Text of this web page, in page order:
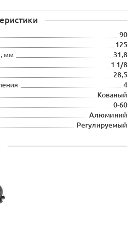
90
125
мм
31,8
1 1/8
28,5
4
Кованый
0-60
Алюминий
Регулируемый